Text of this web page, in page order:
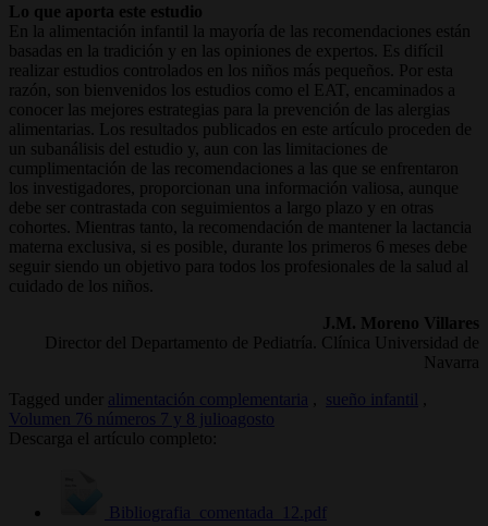
Lo que aporta este estudio
En la alimentación infantil la mayoría de las recomendaciones están
basadas en la tradición y en las opiniones de expertos. Es difícil
realizar estudios controlados en los niños más pequeños. Por esta
razón, son bienvenidos los estudios como el EAT, encaminados a
conocer las mejores estrategias para la prevención de las alergias
alimentarias. Los resultados publicados en este artículo proceden de
un subanálisis del estudio y, aun con las limitaciones de
cumplimentación de las recomendaciones a las que se enfrentaron
los investigadores, proporcionan una información valiosa, aunque
debe ser contrastada con seguimientos a largo plazo y en otras
cohortes. Mientras tanto, la recomendación de mantener la lactancia
materna exclusiva, si es posible, durante los primeros 6 meses debe
seguir siendo un objetivo para todos los profesionales de la salud al
cuidado de los niños.
J.M. Moreno Villares
Director del Departamento de Pediatría. Clínica Universidad de
Navarra
Tagged under
alimentación complementaria sueño infantil
Volumen 76 números 7 y 8 julioagosto
Descarga el artículo completo:
Bibliografia_comentada_12.pdf